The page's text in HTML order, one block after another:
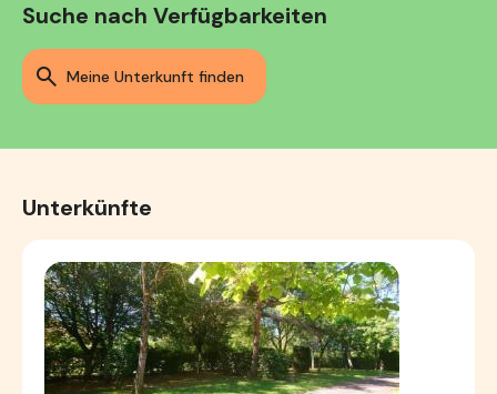
Suche nach Verfügbarkeiten
meine Unterkunft finden
Unterkünfte